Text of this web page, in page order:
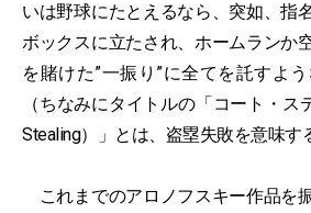
いは野球にたとえるなら、突如、指
ボックスに立たされ、ホームランか
を賭けた”一振り”に全てを託すよ
（ちなみにタイトルの「コート・ス
Stealing）」とは、盗塁失敗を意味す
これまでのアロノフスキー作品を